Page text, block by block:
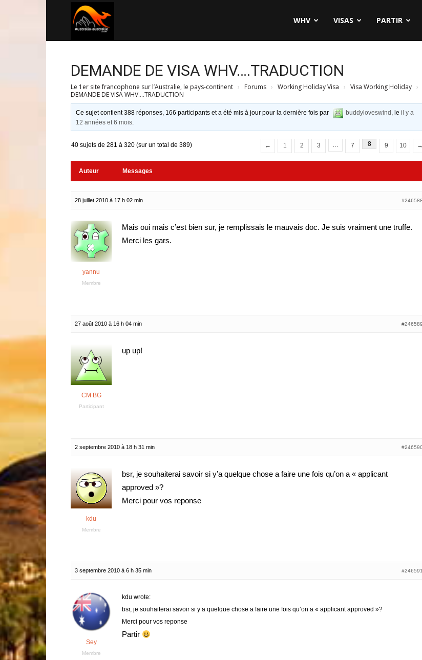
WHV VISAS PARTIR
DEMANDE DE VISA WHV….TRADUCTION
Le 1er site francophone sur l’Australie, le pays-continent › Forums › Working Holiday Visa › Visa Working Holiday ›
DEMANDE DE VISA WHV….TRADUCTION
Ce sujet contient 388 réponses, 166 participants et a été mis à jour pour la dernière fois par buddyloveswind , leil y a
12 années et 6 mois.
40 sujets de 281 à 320 (sur un total de 389) ← 1 2 3 … 7 8 9 10 →
Auteur Messages
28 juillet 2010 à 17 h 02 min #246588
yannu
Membre
Mais oui mais c’est bien sur, je remplissais le mauvais doc. Je suis vraiment une truffe.
Merci les gars.
27 août 2010 à 16 h 04 min #246589
CM BG
Participant
up up!
2 septembre 2010 à 18 h 31 min
kdu
Membre
bsr, je souhaiterai savoir si y’a quelque chose a faire une fois qu’on a « applicant
approved »?
Merci pour vos reponse
3 septembre 2010 à 6 h 35 min #246591
Sey
Membre
kdu wrote:
bsr, je souhaiterai savoir si y’a quelque chose a faire une fois qu’on a « applicant approved »?
Merci pour vos reponse
Partir